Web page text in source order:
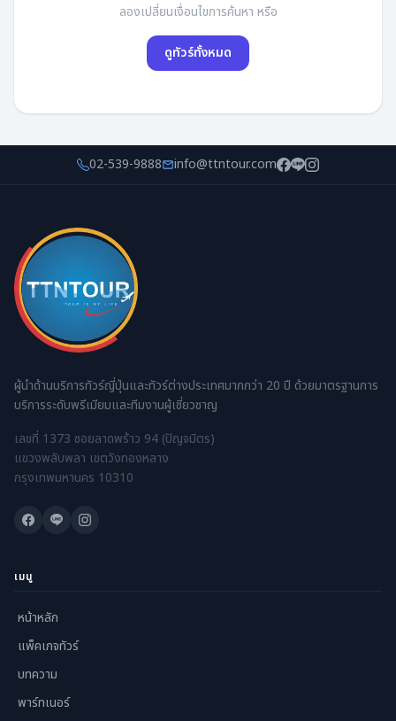
ลองเปลี่ยนเงื่อนไขการค้นหา หรือ
ดูทัวร์ทั้งหมด
02-539-9888 info@ttntour.com
ผู้นำด้านบริการทัวร์ญี่ปุ่นและทัวร์ต่างประเทศมากกว่า 20 ปี ด้วยมาตรฐานการ
บริการระดับพรีเมียมและทีมงานผู้เชี่ยวชาญ
เลขที่ 1373 ซอยลาดพร้าว 94 (ปัญจมิตร)
แขวงพลับพลา เขตวังทองหลาง
กรุงเทพมหานคร 10310
เมนู
หน้าหลัก
แพ็คเกจทัวร์
บทความ
พาร์ทเนอร์